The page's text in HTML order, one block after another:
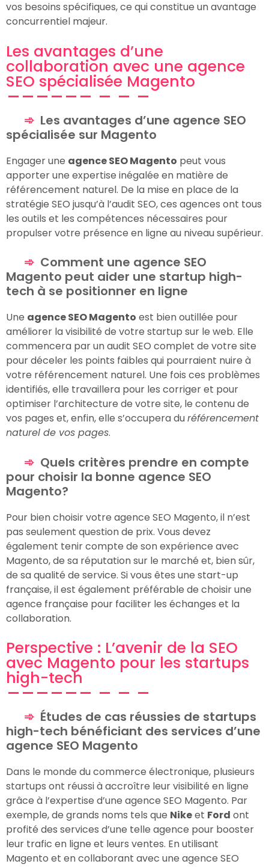
vos besoins spécifiques, ce qui constitue un avantage
concurrentiel majeur.
Les avantages d’une
collaboration avec une agence
SEO spécialisée Magento
Les avantages d’une agence SEO
spécialisée sur Magento
Engager une agence SEO Magento peut vous
apporter une expertise inégalée en matière de
référencement naturel. De la mise en place de la
stratégie SEO jusqu’à l’audit SEO, ces agences ont tous
les outils et les compétences nécessaires pour
propulser votre présence en ligne au niveau supérieur.
Comment une agence SEO
Magento peut aider une startup high-
tech à se positionner en ligne
Une agence SEO Magento est bien outillée pour
améliorer la visibilité de votre startup sur le web. Elle
commencera par un audit SEO complet de votre site
pour déceler les points faibles qui pourraient nuire à
votre référencement naturel. Une fois ces problèmes
identifiés, elle travaillera pour les corriger et pour
optimiser l’architecture de votre site, le contenu de
vos pages et, enfin, elle s’occupera duréférencement
naturel de vos pages.
Quels critères prendre en compte
pour choisir la bonne agence SEO
Magento?
Pour bien choisir votre agence SEO Magento, il n’est
pas seulement question de prix. Vous devez
également tenir compte de son expérience avec
Magento, de sa réputation sur le marché et, bien sûr,
de sa qualité de service. Si vous êtes une start-up
française, il est également préférable de choisir une
agence française pour faciliter les échanges et la
collaboration.
Perspective : L’avenir de la SEO
avec Magento pour les startups
high-tech
Études de cas réussies de startups
high-tech bénéficiant des services d’une
agence SEO Magento
Dans le monde du commerce électronique, plusieurs
startups ont réussi à accroître leur visibilité en ligne
grâce à l’expertise d’une agence SEO Magento. Par
exemple, de grands noms tels que Nikeet Ford ont
profité des services d’une telle agence pour booster
leur trafic en ligne et leurs ventes. En utilisant
Magento et en collaborant avec une agence SEO